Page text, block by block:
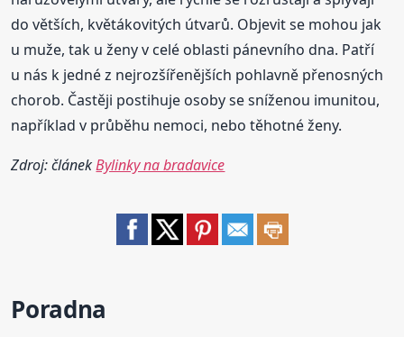
do větších, květákovitých útvarů. Objevit se mohou jak
u muže, tak u ženy v celé oblasti pánevního dna. Patří
u nás k jedné z nejrozšířenějších pohlavně přenosných
chorob. Častěji postihuje osoby se sníženou imunitou,
například v průběhu nemoci, nebo těhotné ženy.
Zdroj: článekBylinky na bradavice
Poradna